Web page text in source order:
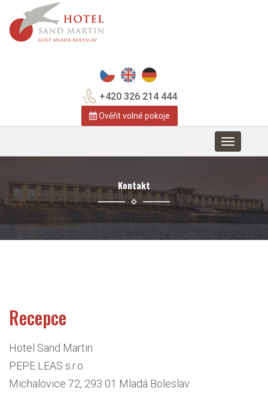
+420 326 214 444
Ověřit volné pokoje
Toggle
navigation
Kontakt
Recepce
Hotel Sand Martin
PEPE LEAS s.r.o.
Michalovice 72, 293 01 Mladá Boleslav